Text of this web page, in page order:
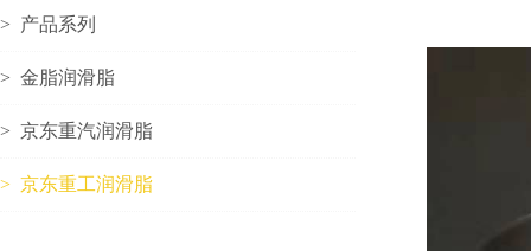
> 产品系列
> 金脂润滑脂
> 京东重汽润滑脂
> 京东重工润滑脂